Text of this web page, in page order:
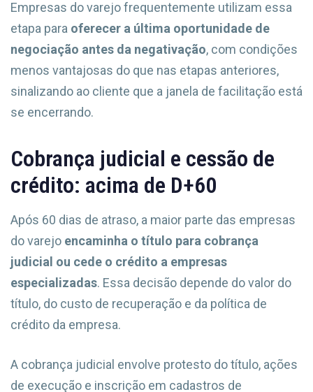
Empresas do varejo frequentemente utilizam essa
etapa para oferecer a última oportunidade de
negociação antes da negativação, com condições
menos vantajosas do que nas etapas anteriores,
sinalizando ao cliente que a janela de facilitação está
se encerrando.
Cobrança judicial e cessão de
crédito: acima de D+60
Após 60 dias de atraso, a maior parte das empresas
do varejo encaminha o título para cobrança
judicial ou cede o crédito a empresas
especializadas. Essa decisão depende do valor do
título, do custo de recuperação e da política de
crédito da empresa.
A cobrança judicial envolve protesto do título, ações
de execução e inscrição em cadastros de